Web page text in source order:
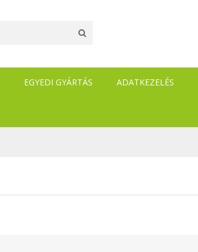
EGYEDI GYÁRTÁS ADATKEZELÉS